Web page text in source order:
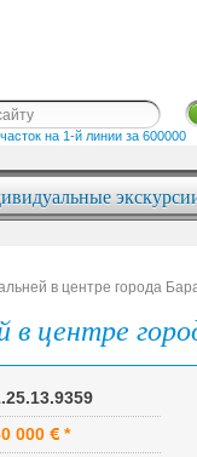
на 1-й линии за 600000
в центре города
в центре
000 *